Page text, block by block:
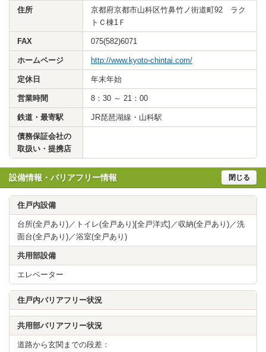
住所
京都府京都市山科区竹鼻竹ノ街道町92 ラク
トＣ棟1Ｆ
FAX 075(582)6071
ホームページ http://www.kyoto-chintai.com/
定休日 年末年始
営業時間 8：30 ～ 21：00
鉄道・最寄駅 JR琵琶湖線・山科駅
債務保証会社の
取扱い・提携店
設備情報・バリアフリー情報 閉じる
住戸内設備
台所(全戸あり)／トイレ(全戸あり)[全戸洋式]／収納(全戸あり)／洗
面台(全戸あり)／浴室(全戸あり)
共用部設備
エレベーター
住戸内バリアフリー状況
共用部バリアフリー状況
道路から玄関までの段差：